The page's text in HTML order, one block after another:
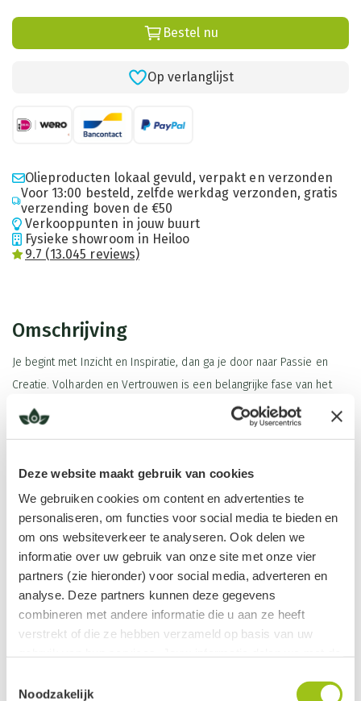
Deze website maakt gebruik van cookies
We gebruiken cookies om content en advertenties te
personaliseren, om functies voor social media te bieden en
om ons websiteverkeer te analyseren. Ook delen we
informatie over uw gebruik van onze site met onze vier
partners (zie hieronder) voor social media, adverteren en
analyse. Deze partners kunnen deze gegevens
combineren met andere informatie die u aan ze heeft
verstrekt of die ze hebben verzameld op basis van uw
Noodzakelijk
Bestel nu
Op verlanglijst
Olieproducten lokaal gevuld, verpakt en verzonden
Voor 13:00 besteld, zelfde werkdag verzonden, gratis
verzending boven de €50
Verkooppunten in jouw buurt
Fysieke showroom in Heiloo
9.7 (13.045 reviews)
Omschrijving
Je begint met Inzicht en Inspiratie, dan ga je door naar Passie en
Creatie. Volharden en Vertrouwen is een belangrijke fase van het
creatieproces. Vervolgens ga je je passie Verwoorden en Uitdragen.
Je deelt je passie en ideeën met je omgeving en de wereld. Dan
kan het groeien en kan je gaan ontvangen.
Tijdens iedere fase kan je tegen innerlijke weerstand, beperkende
overtuigingen of trauma's aan lopen. Door deze belemmeringen
onder ogen te komen kan je helen en de stagnatie die je ervoer lost
zich op zodat de energie weer kan gaan stromen. Je bent in je
persoonlijke ontwikkeling gegroeid en je wens of project kan zich
weer verder vormen.
Lees meer
Ingrediënten